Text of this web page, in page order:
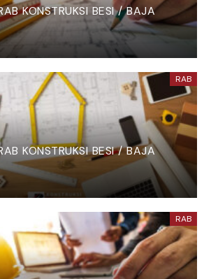
KONSTRUKSI BESI / BAJA
RAB
KONSTRUKSI BESI / BAJA
RAB